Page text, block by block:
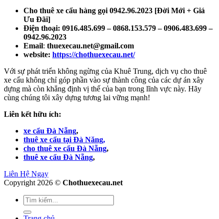
Cho thuê xe cẩu hàng gọi 0942.96.2023 [Đời Mới + Giá
Ưu Đãi]
Điện thoại: 0916.485.699 – 0868.153.579 – 0906.483.699 –
0942.96.2023
Email: thuexecau.net@gmail.com
website: https://chothuexecau.net/
Với sự phát triển không ngừng của Khuê Trung, dịch vụ cho thuê
xe cẩu không chỉ góp phần vào sự thành công của các dự án xây
dựng mà còn khẳng định vị thế của bạn trong lĩnh vực này. Hãy
cùng chúng tôi xây dựng tương lai vững mạnh!
Liên kết hữu ích:
xe cẩu Đà Nẵng,
thuê xe cẩu tại Đà Năng,
cho thuê xe cẩu Đà Nẵng,
thuê xe cẩu Đà Nẵng,
Liên Hệ Ngay
Copyright 2026 © Chothuexecau.net